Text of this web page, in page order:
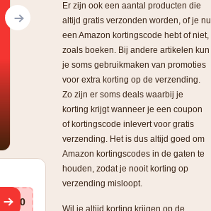
9M0
Er zijn ook een aantal producten die
altijd gratis verzonden worden, of je nu
een Amazon kortingscode hebt of niet,
zoals boeken. Bij andere artikelen kun
je soms gebruikmaken van promoties
voor extra korting op de verzending.
Zo zijn er soms deals waarbij je
korting krijgt wanneer je een coupon
of kortingscode inlevert voor gratis
verzending. Het is dus altijd goed om
Amazon kortingscodes in de gaten te
houden, zodat je nooit korting op
verzending misloopt.
Wil je altijd korting krijgen op de